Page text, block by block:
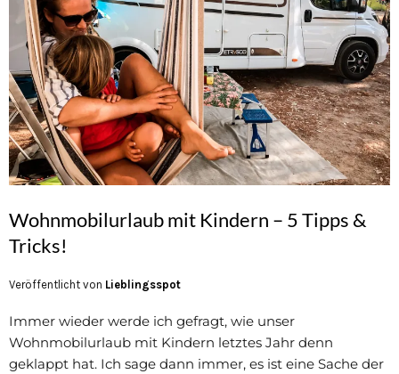
Wohnmobilurlaub mit Kindern – 5 Tipps &
Tricks!
Veröffentlicht von Lieblingsspot
Immer wieder werde ich gefragt, wie unser
Wohnmobilurlaub mit Kindern letztes Jahr denn
geklappt hat. Ich sage dann immer, es ist eine Sache der